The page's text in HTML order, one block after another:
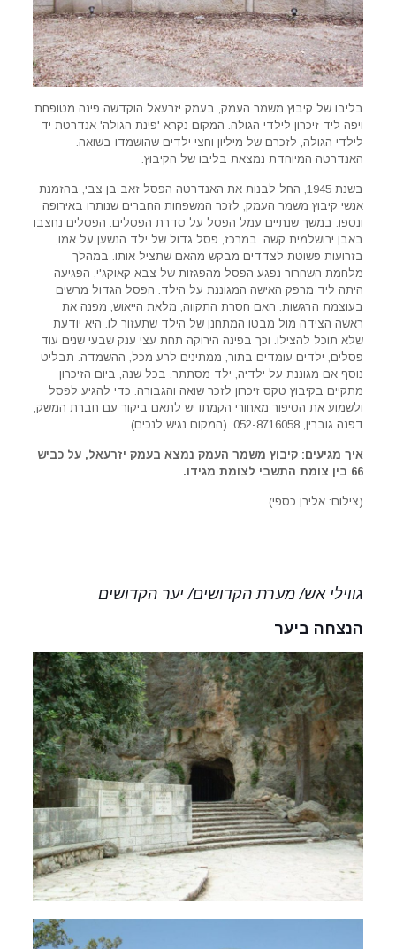
בליבו של קיבוץ משמר העמק, בעמק יזרעאל הוקדשה פינה מטופחת
ויפה ליד זיכרון לילדי הגולה. המקום נקרא 'פינת הגולה' אנדרטת יד
לילדי הגולה, לזכרם של מיליון וחצי ילדים שהושמדו בשואה.
האנדרטה המיוחדת נמצאת בליבו של הקיבוץ.
בשנת 1945, החל לבנות את האנדרטה הפסל זאב בן צבי, בהזמנת
אנשי קיבוץ משמר העמק, לזכר המשפחות החברים שנותרו באירופה
ונספו. במשך שנתיים עמל הפסל על סדרת הפסלים. הפסלים נחצבו
באבן ירושלמית קשה. במרכז, פסל גדול של ילד הנשען על אמו,
בזרועות פשוטת לצדדים מבקש מהאם שתציל אותו. במהלך
מלחמת השחרור נפגע הפסל מהפגזות של צבא קאוקג'י, הפגיעה
היתה ליד מרפק האישה המגוננת על הילד. הפסל הגדול מרשים
בעוצמת הרגשות. האם חסרת התקווה, מלאת הייאוש, מפנה את
ראשה הצידה מול מבטו המתחנן של הילד שתעזור לו. היא יודעת
שלא תוכל להצילו. וכך בפינה הירוקה תחת עצי ענק שבעי שנים עוד
פסלים, ילדים עומדים בתור, ממתינים לרע מכל, ההשמדה. תבליט
נוסף אם מגוננת על ילדיה, ילד מסתתר. בכל שנה, ביום הזיכרון
מתקיים בקיבוץ טקס זיכרון לזכר שואה והגבורה. כדי להגיע לפסל
ולשמוע את הסיפור מאחורי הקמתו יש לתאם ביקור עם חברת המשק,
דפנה גוברין, 052-8716058. (המקום נגיש לנכים).
איך מגיעים: קיבוץ משמר העמק נמצא בעמק יזרעאל, על כביש
66 בין צומת התשבי לצומת מגידו.
(צילום: אלירן כספי)
גווילי אש/ מערת הקדושים/ יער הקדושים
הנצחה ביער